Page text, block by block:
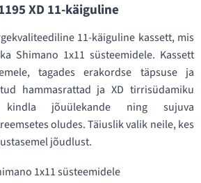
XD 11-käiguline
11-käiguline kassett, mis
Shimano 1x11 süsteemidele. Kassett
tagades erakordse täpsuse ja
hammasrattad ja XD tirrisüdamiku
kindla jõuülekande ning sujuva
oludes. Täiuslik valik neile, kes
jõudlust.
1x11 süsteemidele